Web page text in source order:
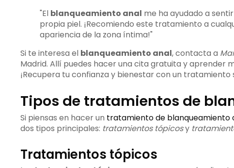
"El blanqueamiento anal me ha ayudado a
propia piel. ¡Recomiendo este tratamiento a
apariencia de la zona íntima!"
Si te interesa el blanqueamiento anal, contacta a
Madrid. Allí puedes hacer una cita gratuita y aprender
¡Recupera tu confianza y bienestar con un tratamiento
Tipos de tratamientos de
Si piensas en hacer un tratamiento de blanqueamiento
dos tipos principales: tratamientos tópicosy
Tratamientos tópicos